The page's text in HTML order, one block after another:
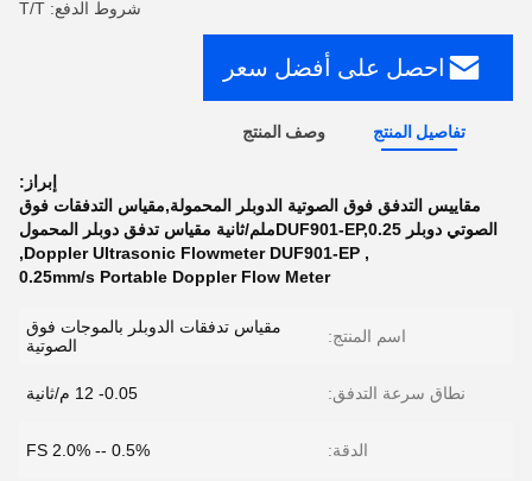
شروط الدفع: T/T
احصل على أفضل سعر
تفاصيل المنتج وصف المنتج
إبراز:
مقاييس التدفق فوق الصوتية الدوبلر المحمولة,مقياس التدفقات فوق
الصوتي دوبلر DUF901-EP,0.25ملم/ثانية مقياس تدفق دوبلر المحمول
,
Doppler Ultrasonic Flowmeter DUF901-EP
,
0.25mm/s Portable Doppler Flow Meter
اسم المنتج:
مقياس تدفقات الدوبلر بالموجات فوق
الصوتية
نطاق سرعة التدفق: 0.05- 12 م/ثانية
الدقة: 0.5% -- 2.0% FS